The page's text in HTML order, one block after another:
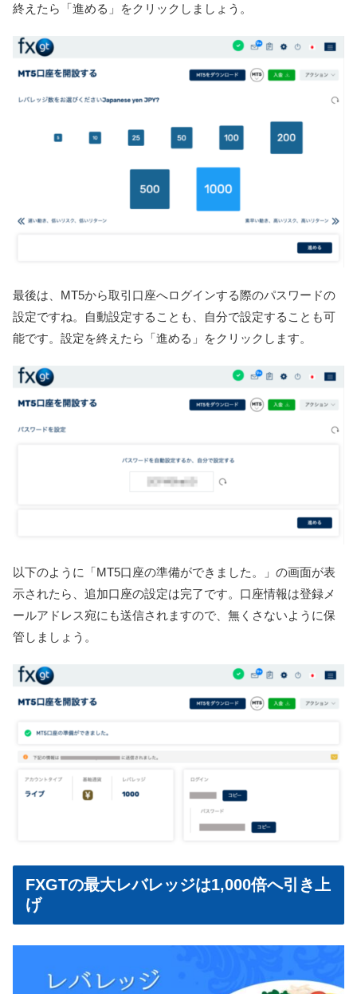
終えたら「進める」をクリックしましょう。
最後は、MT5から取引口座へログインする際のパスワードの
設定ですね。自動設定することも、自分で設定することも可
能です。設定を終えたら「進める」をクリックします。
以下のように「MT5口座の準備ができました。」の画面が表
示されたら、追加口座の設定は完了です。口座情報は登録メ
ールアドレス宛にも送信されますので、無くさないように保
管しましょう。
FXGTの最大レバレッジは1,000倍へ引き上
げ